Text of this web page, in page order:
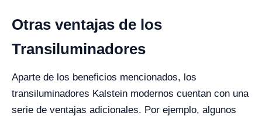
Otras ventajas de los
Transiluminadores
Aparte de los beneficios mencionados, los
transiluminadores Kalstein modernos cuentan con una
serie de ventajas adicionales. Por ejemplo, algunos